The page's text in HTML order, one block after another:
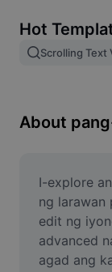
Image merge
Resize Image
Meme
AI Text
AI People
Hot
Scrolling Text
About
I-explore
ng larawan
edit ng
advanced
agad ang